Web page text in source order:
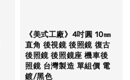
《美式工廠》4吋圓 10㎜
直角 後視鏡 後照鏡 復古
後照鏡 後照鏡座 機車後
照鏡 台灣製造 單組價 電
鍍/黑色